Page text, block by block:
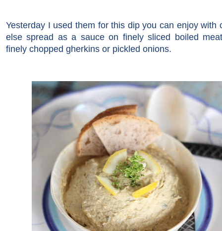
Yesterday I used them for this dip you can enjoy with
else spread as a sauce on finely sliced boiled
finely chopped gherkins or pickled onions.